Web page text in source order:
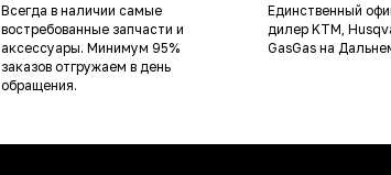
Единственный
дилер KTM,
GasGas на
Всегда в наличии самые
востребованные запчасти и
аксессуары. Минимум 95%
заказов отгружаем в день
обращения.